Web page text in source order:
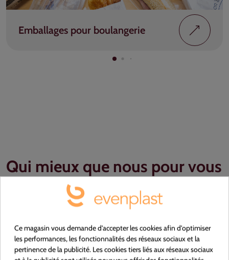
Emballages pour boulangerie
Qui mieux que nous pour vous
comprendre ?
producteur français et négociant
international pour une expérience client
Ce magasin vous demande d'accepter les cookies afin d'optimiser
les performances, les fonctionnalités des réseaux sociaux et la
pertinence de la publicité. Les cookies tiers liés aux réseaux sociaux